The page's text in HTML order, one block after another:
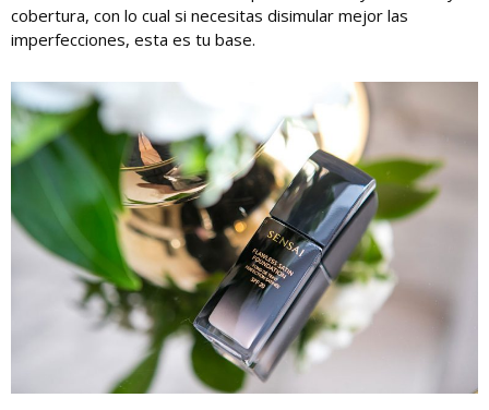
cobertura, con lo cual si necesitas disimular mejor las
imperfecciones, esta es tu base.